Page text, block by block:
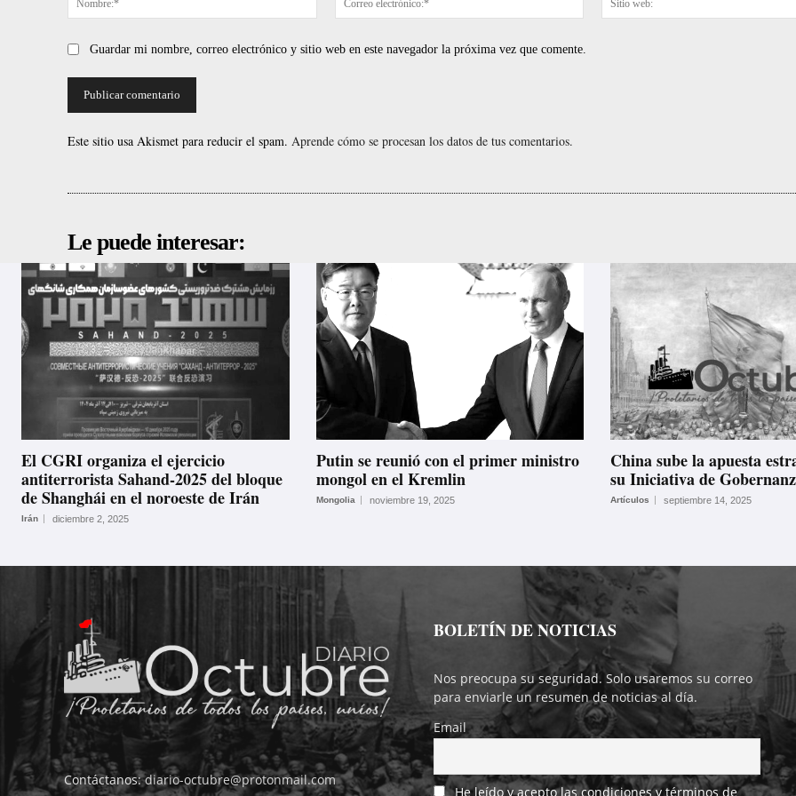
electrónico:*
Guardar mi nombre, correo electrónico y sitio web en este navegador la próxima vez que comente.
Este sitio usa Akismet para reducir el spam. Aprende cómo se procesan los datos de tus comentarios.
Le puede interesar:
El CGRI organiza el ejercicio
antiterrorista Sahand-2025 del bloque
de Shanghái en el noroeste de Irán
Irán diciembre 2, 2025
Putin se reunió con el primer ministro
mongol en el Kremlin
Mongolia noviembre 19, 2025
China sube la apuesta
su Iniciativa de
Artículos septiembre 14, 2025
Contáctanos:diario-octubre@protonmail.com
BOLETÍN DE NOTICIAS
Nos preocupa su seguridad. Solo usaremos su correo
para enviarle un resumen de noticias al día.
Email
He leído y acepto las condiciones y términos de